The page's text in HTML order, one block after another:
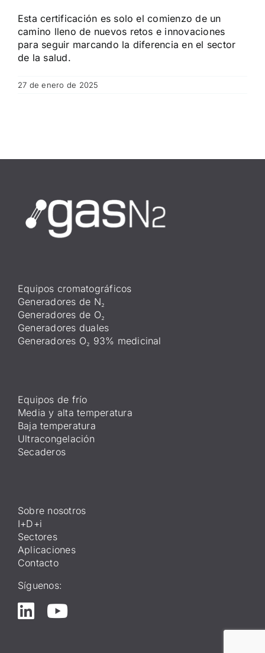
Esta certificación es solo el comienzo de un
camino lleno de nuevos retos e innovaciones
para seguir marcando la diferencia en el sector
de la salud.
27 de enero de 2025
Equipos cromatográficos
Generadores de N₂
Generadores de O₂
Generadores duales
Generadores O₂ 93% medicinal
Equipos de frío
Media y alta temperatura
Baja temperatura
Ultracongelación
Secaderos
Sobre nosotros
I+D+i
Sectores
Aplicaciones
Contacto
Síguenos: